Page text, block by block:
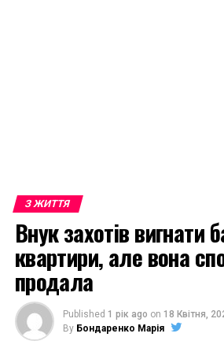
З ЖИТТЯ
Внук захотів вигнати
квартири, але вона
продала
Published 1 рік ago on 18 Квітня,
By Бондаренко Марія